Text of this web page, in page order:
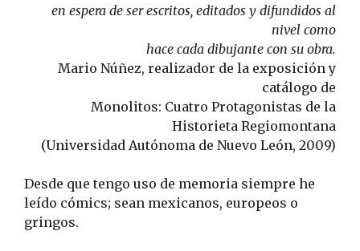
en espera de ser escritos, editados y difundidos al
nivel como
hace cada dibujante con su obra.
Mario Núñez, realizador de la exposición y
catálogo de
Monolitos: Cuatro Protagonistas de la
Historieta Regiomontana
(Universidad Autónoma de Nuevo León, 2009)
Desde que tengo uso de memoria siempre he
leído cómics; sean mexicanos, europeos o
gringos.